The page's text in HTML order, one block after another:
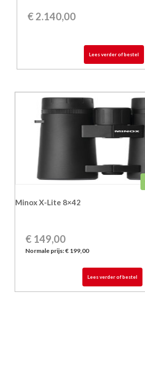
€2.140,00
Lees verder of bestel
Minox X-Lite 8×42
€ 149,00
Normale prijs:€ 199,00
Lees verder of bestel